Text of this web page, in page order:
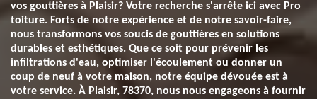
vos gouttières à Plaisir? Votre recherche s'arrête ici avec Pro
toiture. Forts de notre expérience et de notre savoir-faire,
nous transformons vos soucis de gouttières en solutions
durables et esthétiques. Que ce soit pour prévenir les
infiltrations d'eau, optimiser l'écoulement ou donner un
coup de neuf à votre maison, notre équipe dévouée est à
votre service. À Plaisir, 78370, nous nous engageons à fournir